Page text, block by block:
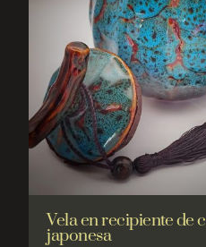
Vela en recipiente de
japonesa